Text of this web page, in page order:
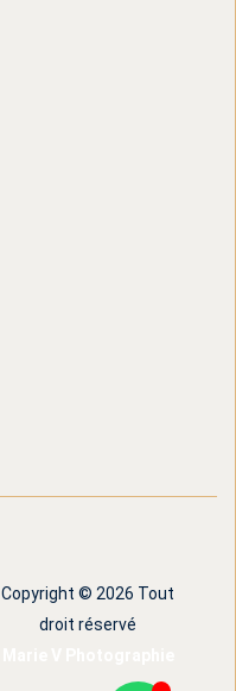
Copyright © 2026 Tout
droit réservé